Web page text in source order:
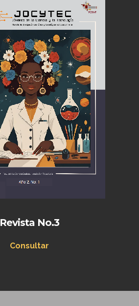
Revista No.3
Consultar